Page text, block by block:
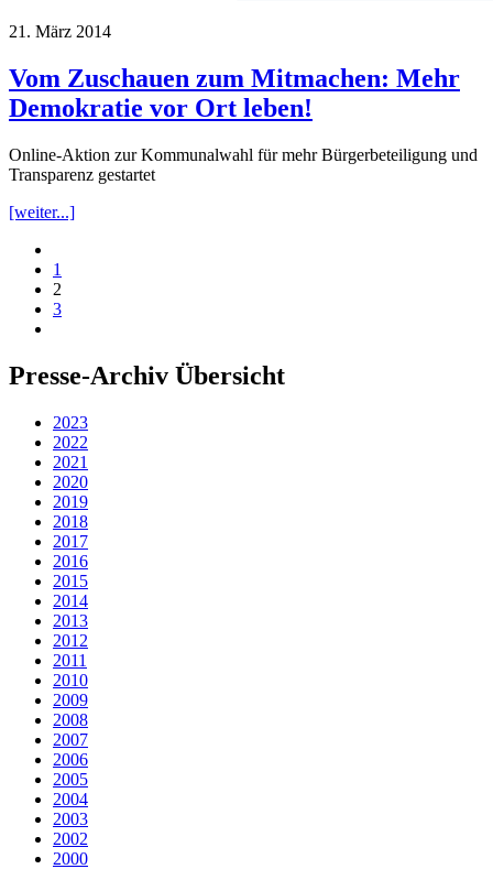
21. März 2014
Vom Zuschauen zum Mitmachen: Mehr
Demokratie vor Ort leben!
Online-Aktion zur Kommunalwahl für mehr Bürgerbeteiligung und
Transparenz gestartet
[weiter...]
1
2
3
Presse-Archiv Übersicht
2023
2022
2021
2020
2019
2018
2017
2016
2015
2014
2013
2012
2011
2010
2009
2008
2007
2006
2005
2004
2003
2002
2000